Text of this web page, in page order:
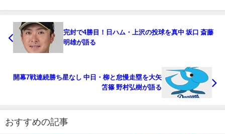
完封で4勝目！日ハム・上沢の投球を真中 坂口 斎藤
明雄が語る
開幕7戦連続勝ち星なし 中日・柳と怠慢走塁を大矢
笘篠 野村弘樹が語る
おすすめの記事